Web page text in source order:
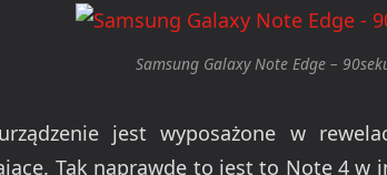
Samsung Galaxy Note Edge –
jest wyposażone w
Tak naprawdę to jest to Note 4 w